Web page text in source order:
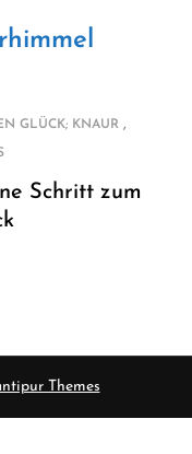
GLÜCK; KNAUR ,
Schritt zum
Themes